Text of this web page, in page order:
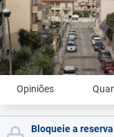
Opiniões
Bloqueie a